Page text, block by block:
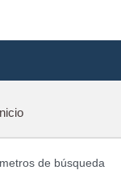
de búsqueda